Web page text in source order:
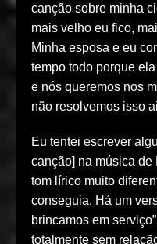
canção sobre minha
mais velho eu fico,
Minha esposa e eu
tempo todo porque
e nós queremos nos
não resolvemos isso
Eu tentei escrever
canção] na música de
tom lírico muito
conseguia. Há um
brincamos em
totalmente sem